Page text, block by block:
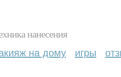
нанесения
на дому игры